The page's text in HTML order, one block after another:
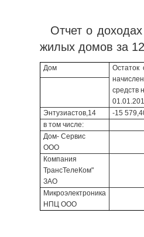
Отчет о
жилых домов за
Дом
Остаток
средств
Энтузиастов,14
-15
в том числе:
Дом- Сервис
ООО
Компания
ТрансТелеКом"
ЗАО
Микроэлектроника
НПЦ ООО